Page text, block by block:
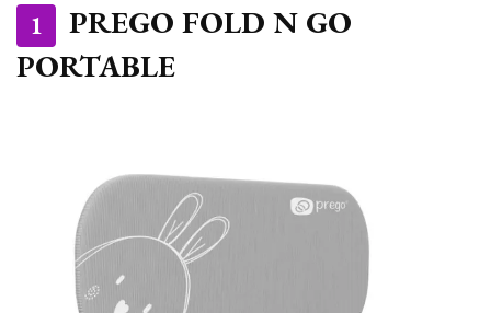
1
PREGO FOLD N GO
PORTABLE